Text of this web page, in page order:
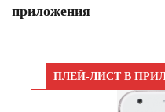
приложения
ПЛЕЙ-ЛИСТ В